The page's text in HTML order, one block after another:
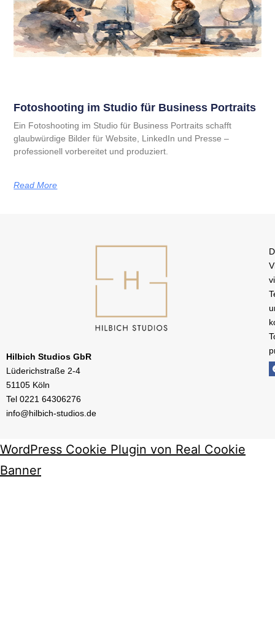
Fotoshooting im Studio für Business Portraits
Ein Fotoshooting im Studio für Business Portraits schafft
glaubwürdige Bilder für Website, LinkedIn und Presse –
professionell vorbereitet und produziert.
Read More
Hilbich Studios GbR
Lüderichstraße 2-4
51105 Köln
Tel 0221 64306276
info@hilbich-studios.de
WordPress Cookie Plugin von Real Cookie
Banner